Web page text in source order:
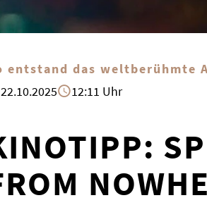
entstand das weltberühmte
22.10.2025
12:11 Uhr